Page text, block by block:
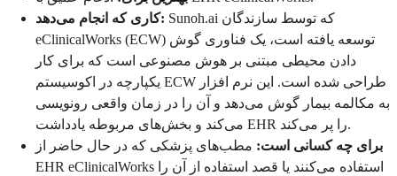
کاری که انجام می‌دهد: Sunoh.ai که توسط سازندگان
eClinicalWorks (ECW) توسعه یافته است، یک فناوری گوش
دادن محیطی مبتنی بر هوش مصنوعی است که برای کار
یکپارچه در اکوسیستم ECW طراحی شده است. این نرم افزار
به مکالمه بیمار گوش می‌دهد و آن را در زمان واقعی رونویسی
می‌کند و بخش‌های مربوطه یادداشت EHR را پر می‌کند.
برای چه کسانی است: مطب‌های پزشکی که در حال حاضر از
EHR eClinicalWorks استفاده می‌کنند یا قصد استفاده از آن را